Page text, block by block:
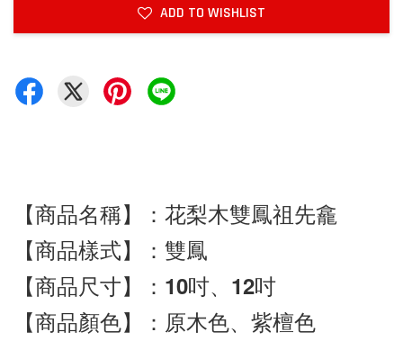
ADD TO WISHLIST
【商品名稱】：花梨木雙鳳祖先龕
【商品樣式】：雙鳳
【商品尺寸】：10吋、12吋
【商品顏色】：原木色、紫檀色